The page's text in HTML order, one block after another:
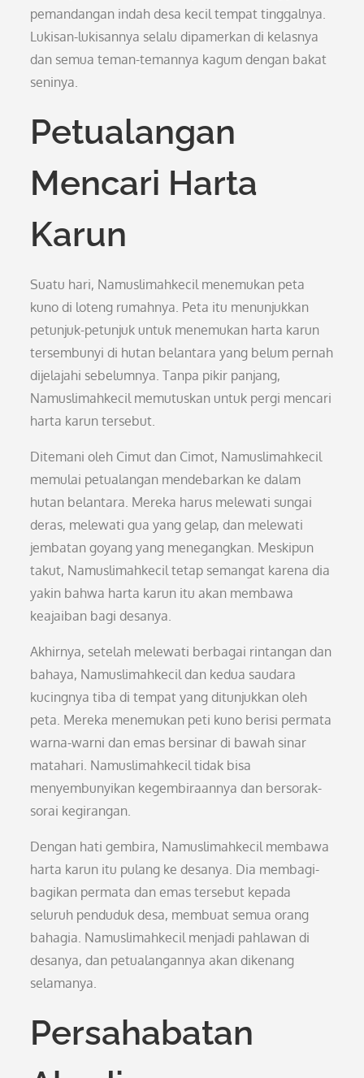
pemandangan indah desa kecil tempat tinggalnya.
Lukisan-lukisannya selalu dipamerkan di kelasnya
dan semua teman-temannya kagum dengan bakat
seninya.
Petualangan
Mencari Harta
Karun
Suatu hari, Namuslimahkecil menemukan peta
kuno di loteng rumahnya. Peta itu menunjukkan
petunjuk-petunjuk untuk menemukan harta karun
tersembunyi di hutan belantara yang belum pernah
dijelajahi sebelumnya. Tanpa pikir panjang,
Namuslimahkecil memutuskan untuk pergi mencari
harta karun tersebut.
Ditemani oleh Cimut dan Cimot, Namuslimahkecil
memulai petualangan mendebarkan ke dalam
hutan belantara. Mereka harus melewati sungai
deras, melewati gua yang gelap, dan melewati
jembatan goyang yang menegangkan. Meskipun
takut, Namuslimahkecil tetap semangat karena dia
yakin bahwa harta karun itu akan membawa
keajaiban bagi desanya.
Akhirnya, setelah melewati berbagai rintangan dan
bahaya, Namuslimahkecil dan kedua saudara
kucingnya tiba di tempat yang ditunjukkan oleh
peta. Mereka menemukan peti kuno berisi permata
warna-warni dan emas bersinar di bawah sinar
matahari. Namuslimahkecil tidak bisa
menyembunyikan kegembiraannya dan bersorak-
sorai kegirangan.
Dengan hati gembira, Namuslimahkecil membawa
harta karun itu pulang ke desanya. Dia membagi-
bagikan permata dan emas tersebut kepada
seluruh penduduk desa, membuat semua orang
bahagia. Namuslimahkecil menjadi pahlawan di
desanya, dan petualangannya akan dikenang
selamanya.
Persahabatan